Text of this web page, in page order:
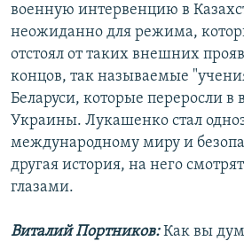
военную интервенцию в
неожиданно для режима,
отстоял от таких внешних
концов, так называемые
Беларуси, которые переросли в
Украины. Лукашенко стал
международному миру и
другая история, на него
глазами.
Виталий Портников:Как вы